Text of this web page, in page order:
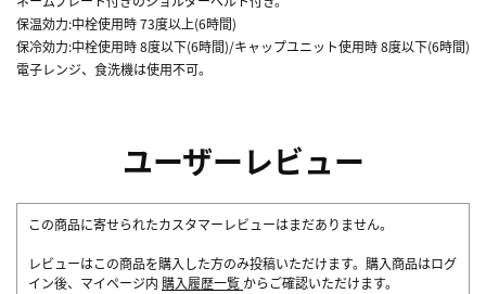
保温効力:中栓使用時 73度以上(6時間)
保冷効力:中栓使用時 8度以下(6時間)/キャップユニット使用時 8度以下(6時間)
電子レンジ、食洗機は使用不可。
ユーザーレビュー
この商品に寄せられたカスタマーレビューはまだありません。
レビューはこの商品を購入した方のみ投稿いただけます。購入商品はログ
イン後、マイページ内 購入履歴一覧 からご確認いただけます。